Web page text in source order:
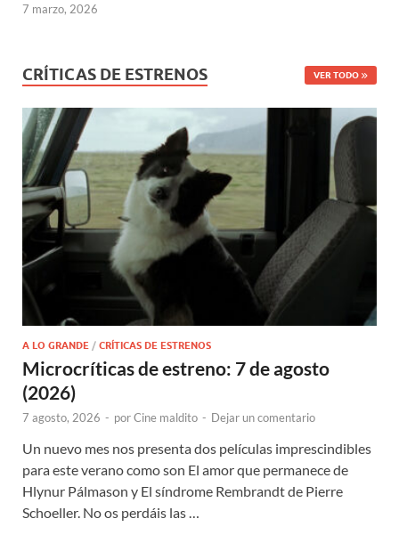
7 marzo, 2026
CRÍTICAS DE ESTRENOS VER TODO
A LO GRANDE / CRÍTICAS DE ESTRENOS
Microcríticas de estreno: 7 de agosto
(2026)
7 agosto, 2026 - porCine maldito - Dejar un comentario
Un nuevo mes nos presenta dos películas imprescindibles
para este verano como son El amor que permanece de
Hlynur Pálmason y El síndrome Rembrandt de Pierre
Schoeller. No os perdáis las …